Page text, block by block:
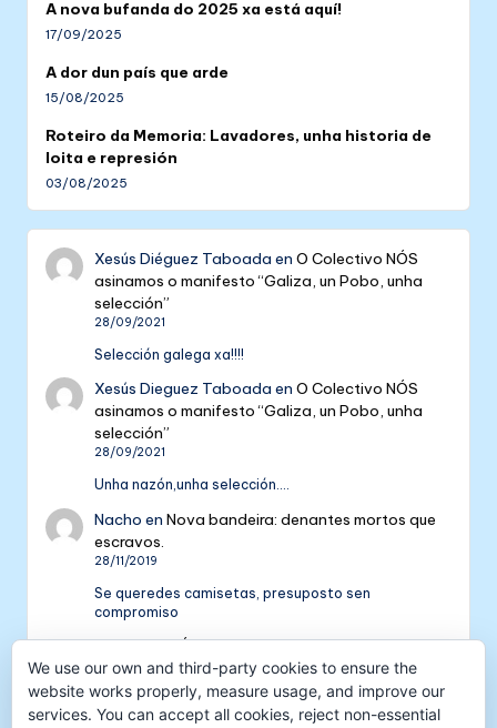
A nova bufanda do 2025 xa está aquí!
17/09/2025
A dor dun país que arde
15/08/2025
Roteiro da Memoria: Lavadores, unha historia de
loita e represión
03/08/2025
Xesús Diéguez Taboada enO Colectivo NÓS
asinamos o manifesto “Galiza, un Pobo, unha
selección”
28/09/2021
Selección galega xa!!!!
Xesús Dieguez Taboada enO Colectivo NÓS
asinamos o manifesto “Galiza, un Pobo, unha
selección”
28/09/2021
Unha nazón,unha selección....
Nacho enNova bandeira: denantes mortos que
escravos.
28/11/2019
Se queredes camisetas, presuposto sen
compromiso
Colectivo NÓS: 5 anos de galeguismo e celtismo
| Colectivo NósenV Aniversario do Colectivo
NÓS
16/09/2018
We use our own and third-party cookies to ensure the
website works properly, measure usage, and improve our
services. You can accept all cookies, reject non-essential